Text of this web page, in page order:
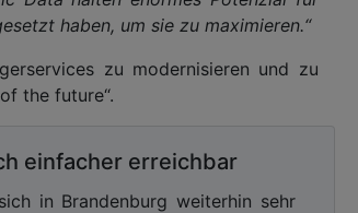
haben, um sie zu maximieren.“
zu modernisieren und zu
the future“.
einfacher erreichbar
in Brandenburg weiterhin sehr